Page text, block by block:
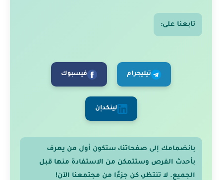
تابعنا على:
تيليجرام فيسبوك
لينكدإن
بانضمامك إلى صفحاتنا، ستكون أول من يعرف
بأحدث الفرص وستتمكن من الاستفادة منها قبل
الجميع. لا تنتظر، كن جزءًا من مجتمعنا الآن!